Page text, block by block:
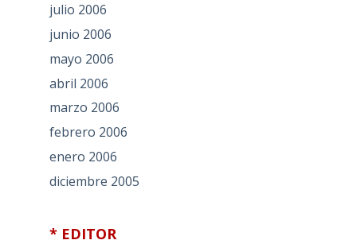
julio 2006
junio 2006
mayo 2006
abril 2006
marzo 2006
febrero 2006
enero 2006
diciembre 2005
* EDITOR